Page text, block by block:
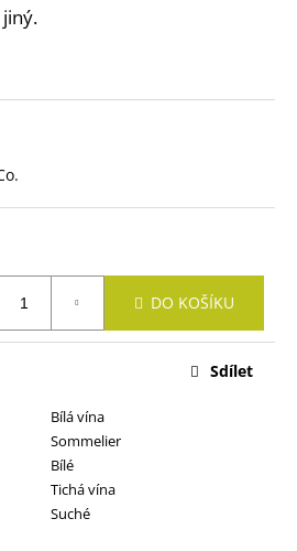
DO KOŠÍKU
Bílá vína
Sommelier
Bílé
Tichá vína
Suché
Sdílet